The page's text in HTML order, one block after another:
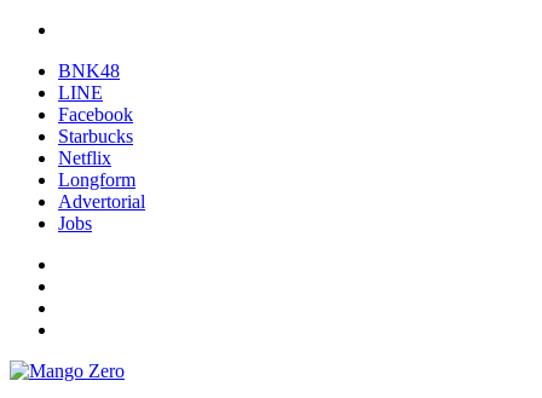
BNK48
LINE
Facebook
Starbucks
Netflix
Longform
Advertorial
Jobs